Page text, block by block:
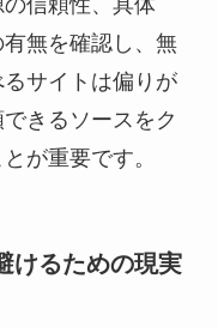
信頼性、具体
無を確認し、無
サイトは偏りが
きるソースをク
が重要です。
けるための現実